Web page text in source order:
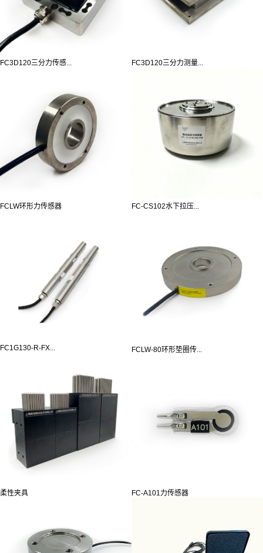
FC3D120三分力传感... FC3D120三分力测量...
FCLW环形力传感器 FC-CS102水下拉压...
FC1G130-R-FX... FCLW-80环形垫圈传...
柔性夹具 FC-A101力传感器